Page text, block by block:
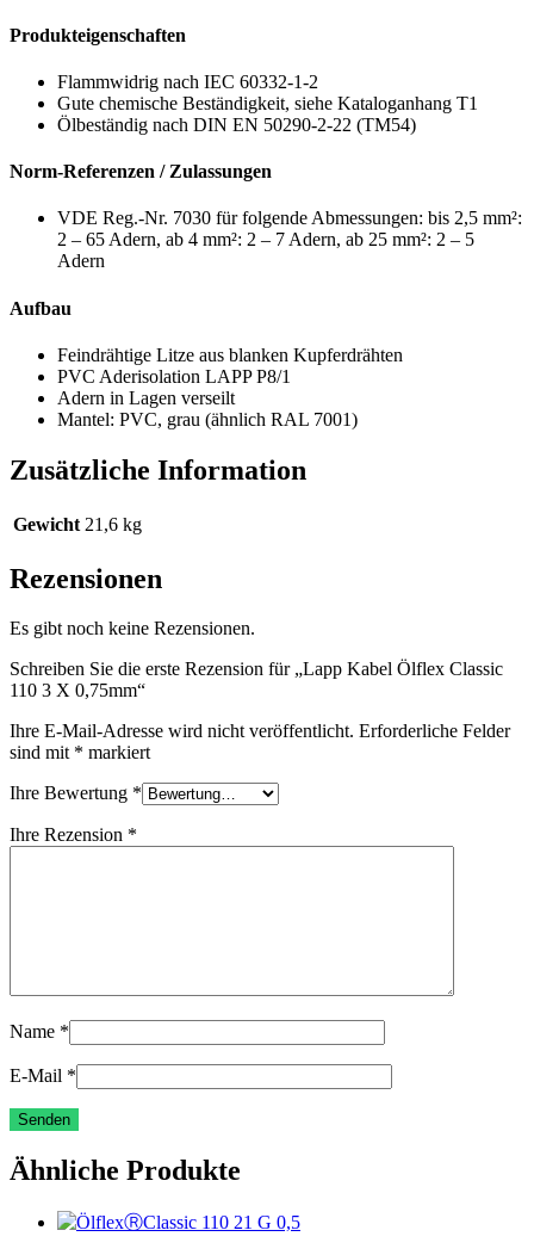
Produkteigenschaften
Flammwidrig nach IEC 60332-1-2
Gute chemische Beständigkeit, siehe Kataloganhang T1
Ölbeständig nach DIN EN 50290-2-22 (TM54)
Norm-Referenzen / Zulassungen
VDE Reg.-Nr. 7030 für folgende Abmessungen: bis 2,5 mm²:
2 – 65 Adern, ab 4 mm²: 2 – 7 Adern, ab 25 mm²: 2 – 5
Adern
Aufbau
Feindrähtige Litze aus blanken Kupferdrähten
PVC Aderisolation LAPP P8/1
Adern in Lagen verseilt
Mantel: PVC, grau (ähnlich RAL 7001)
Zusätzliche Information
Gewicht 21,6 kg
Rezensionen
Es gibt noch keine Rezensionen.
Schreiben Sie die erste Rezension für „Lapp Kabel Ölflex Classic
110 3 X 0,75mm“
Ihre E-Mail-Adresse wird nicht veröffentlicht. Erforderliche Felder
sind mit * markiert
Ihre Bewertung *
Ihre Rezension *
Name *
E-Mail *
Ähnliche Produkte